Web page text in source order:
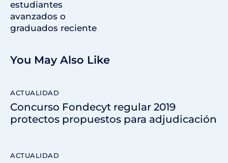
estudiantes
avanzados o
graduados reciente
You May Also Like
ACTUALIDAD
Concurso Fondecyt regular 2019
protectos propuestos para adjudicación
ACTUALIDAD